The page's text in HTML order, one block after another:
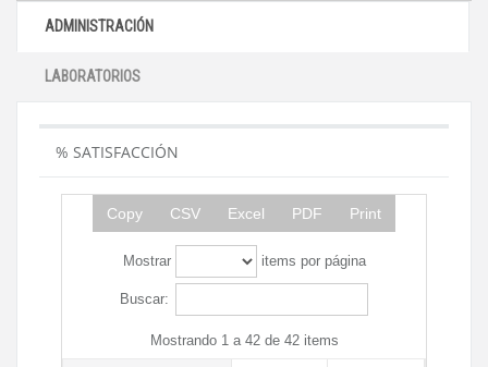
ADMINISTRACIÓN
LABORATORIOS
% SATISFACCIÓN
Copy CSV Excel PDF Print
Mostrar items por página
Buscar:
Mostrando 1 a 42 de 42 items